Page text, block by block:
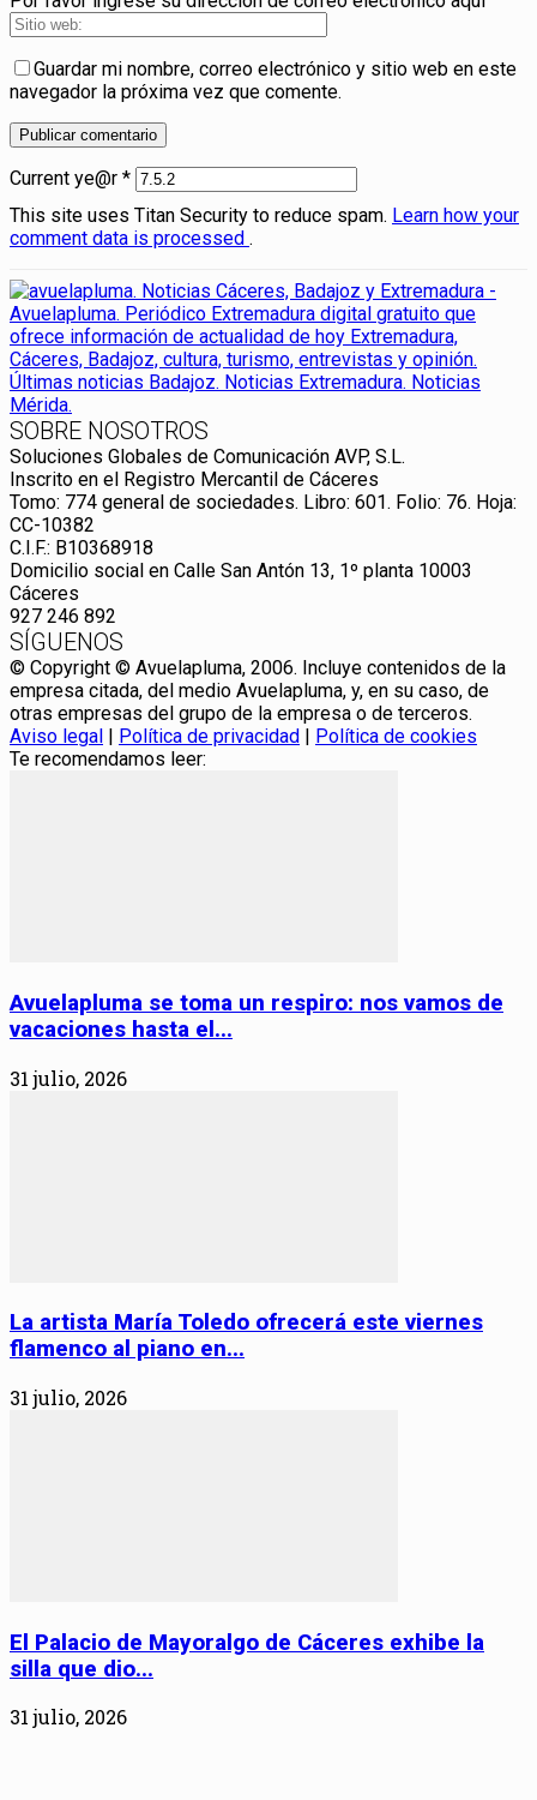
Guardar mi nombre, correo electrónico y sitio web en este
navegador la próxima vez que comente.
Current ye@r *
This site uses Titan Security to reduce spam. Learn how your
comment data is processed .
SOBRE NOSOTROS
Soluciones Globales de Comunicación AVP, S.L.
Inscrito en el Registro Mercantil de Cáceres
Tomo: 774 general de sociedades. Libro: 601. Folio: 76. Hoja:
CC-10382
C.I.F.: B10368918
Domicilio social en Calle San Antón 13, 1º planta 10003
Cáceres
927 246 892
SÍGUENOS
© Copyright © Avuelapluma, 2006. Incluye contenidos de la
empresa citada, del medio Avuelapluma, y, en su caso, de
otras empresas del grupo de la empresa o de terceros.
Aviso legal | Política de privacidad | Política de cookies
Te recomendamos leer:
Avuelapluma se toma un respiro: nos vamos de
vacaciones hasta el...
31 julio, 2026
La artista María Toledo ofrecerá este viernes
flamenco al piano en...
31 julio, 2026
El Palacio de Mayoralgo de Cáceres exhibe la
silla que dio...
31 julio, 2026